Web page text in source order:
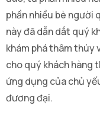
phần nhiều bè người
này đã dẫn dắt quý
khám phá thâm thúy
cho quý khách hàng
ứng dụng của chủ
đương đại.